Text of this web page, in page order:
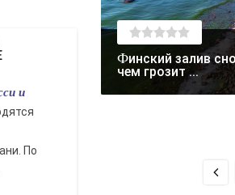
и
По
Финский залив снова стал зелёным:
чем грозит ...